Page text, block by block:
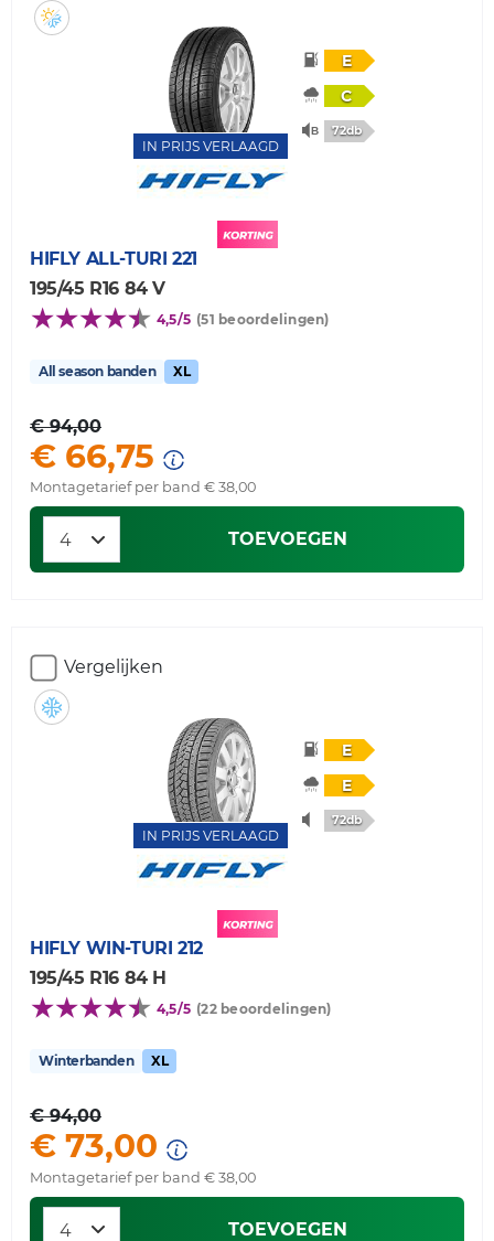
IN PRIJS VERLAAGD
E
C
72db
HIFLY ALL-TURI 221
195/45 R16 84 V
4,5/5 (51 beoordelingen)
All season banden XL
€ 94,00
€ 66,75
Montagetarief per band € 38,00
TOEVOEGEN
Vergelijken
IN PRIJS VERLAAGD
E
E
72db
HIFLY WIN-TURI 212
195/45 R16 84 H
4,5/5 (22 beoordelingen)
Winterbanden XL
€ 94,00
€ 73,00
Montagetarief per band € 38,00
TOEVOEGEN